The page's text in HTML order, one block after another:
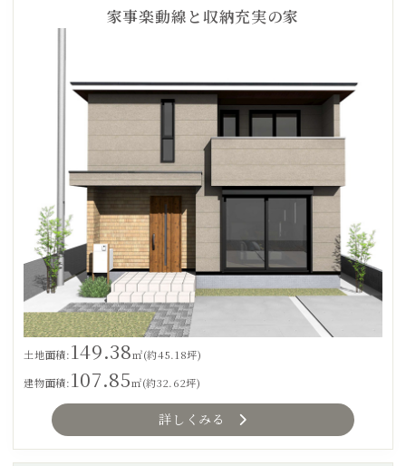
家事楽動線と収納充実の家
土地面積:149.38㎡(約45.18坪)
建物面積:107.85㎡(約32.62坪)
詳しくみる